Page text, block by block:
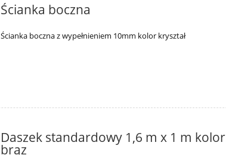
Ścianka boczna
Ścianka boczna z wypełnieniem 10mm kolor kryształ
Daszek standardowy 1,6 m x 1 m kolor
brąz